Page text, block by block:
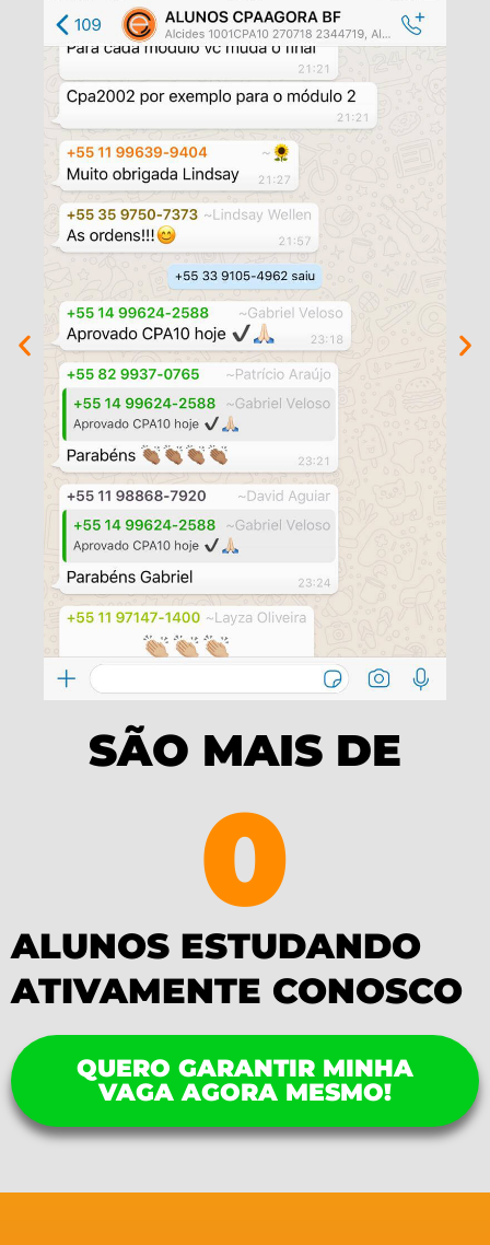
SÃO MAIS DE
ALUNOS ESTUDANDO
ATIVAMENTE CONOSCO
0
QUERO GARANTIR MINHA
VAGA AGORA MESMO!